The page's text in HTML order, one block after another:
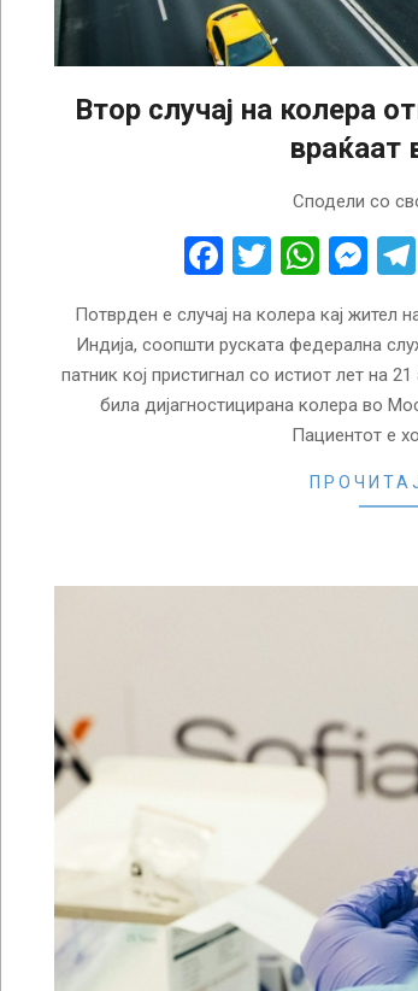
Втор случај на колера
враќаат
Сподели со
Facebook
Twitter
Потврден е случај на колера кај жител
Индија, соопшти руската федерална
патник кој пристигнал со истиот лет на
била дијагностицирана колера во
Пациентот е